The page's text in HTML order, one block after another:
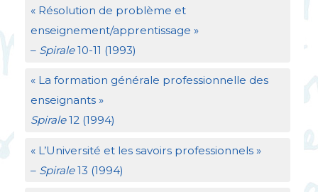
« Résolution de problème et
enseignement/apprentissage »
– Spirale10-11 (1993)
« La formation générale professionnelle des
enseignants »
Spirale12 (1994)
« L’Université et les savoirs professionnels »
– Spirale13 (1994)